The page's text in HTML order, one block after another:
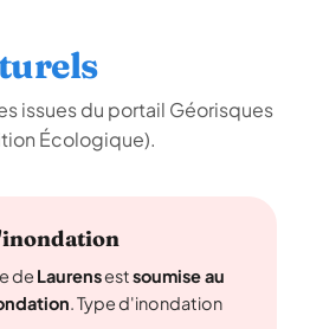
issues du portail Géorisques
Écologique).
de Laurensestsoumise au
. Type d'inondation